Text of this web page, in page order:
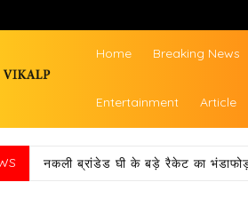
News
Home Breaking News
Entertainment Article
नकली ब्रांडेड घी के बड़े रैकेट का